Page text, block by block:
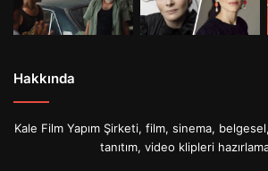
Hakkında
Kale Film Yapım Şirketi, film, sinema,
tanıtım, video klipleri